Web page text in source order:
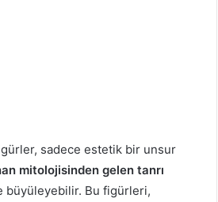
sadece estetik bir unsur
mitolojisinden gelen tanrı
büyüleyebilir. Bu figürleri,